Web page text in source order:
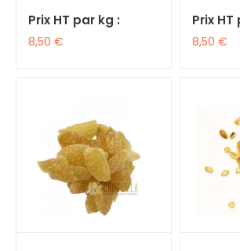
Prix HT par kg :
8,50 €
Prix HT
8,50 €